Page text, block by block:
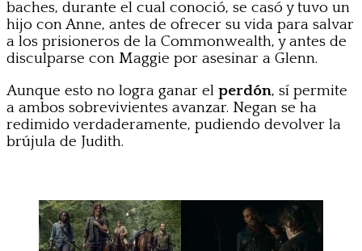
baches, durante el cual conoció, se casó y tuvo un
hijo con Anne, antes de ofrecer su vida para salvar
a los prisioneros de la Commonwealth, y antes de
disculparse con Maggie por asesinar a Glenn.
Aunque esto no logra ganar el perdón, sí permite
a ambos sobrevivientes avanzar. Negan se ha
redimido verdaderamente, pudiendo devolver la
brújula de Judith.